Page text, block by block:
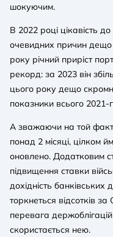
шокуючим.
В 2022 році цікавість
очевидних причин дещо
року річний приріст
рекорд: за 2023 він
цього року дещо
показники всього 2021-
А зважаючи на той
понад 2 місяці, цілком
оновлено. Додатковим
підвищення ставки
дохідність
торкнеться відсотків
перевага
скористається нею.